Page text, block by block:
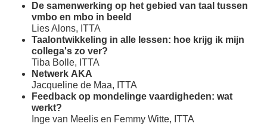
De samenwerking op het gebied van taal tussen
vmbo en mbo in beeld
Lies Alons, ITTA
Taalontwikkeling in alle lessen: hoe krijg ik mijn
collega's zo ver?
Tiba Bolle, ITTA
Netwerk AKA
Jacqueline de Maa, ITTA
Feedback op mondelinge vaardigheden: wat
werkt?
Inge van Meelis en Femmy Witte, ITTA